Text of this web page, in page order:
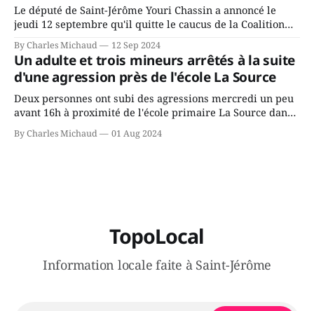
Le député de Saint-Jérôme Youri Chassin a annoncé le
jeudi 12 septembre qu'il quitte le caucus de la Coalition
Avenir Québec de François Legault parce qu'il est déçu du
gouvernement de la CAQ, surtout de son incapacité, qu'il
juge chronique, à offrir des
By Charles Michaud 12 Sep 2024
Un adulte et trois mineurs arrêtés à la suite
d'une agression près de l'école La Source
Deux personnes ont subi des agressions mercredi un peu
avant 16h à proximité de l'école primaire La Source dans
le secteur Bellefeuille de Saint-Jérôme. L'une de deux
victimes aurait été écrasée sous un véhicule et aspergée
By Charles Michaud 01 Aug 2024
TopoLocal
Information locale faite à Saint-Jérôme